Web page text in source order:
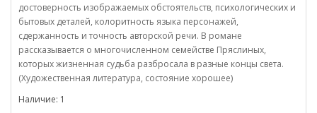
достоверность изображаемых обстоятельств, психологических и
бытовых деталей, колоритность языка персонажей,
сдержанность и точность авторской речи. В романе
рассказывается о многочисленном семействе Пряслиных,
которых жизненная судьба разбросала в разные концы света.
(Художественная литература, состояние хорошее)
Наличие: 1